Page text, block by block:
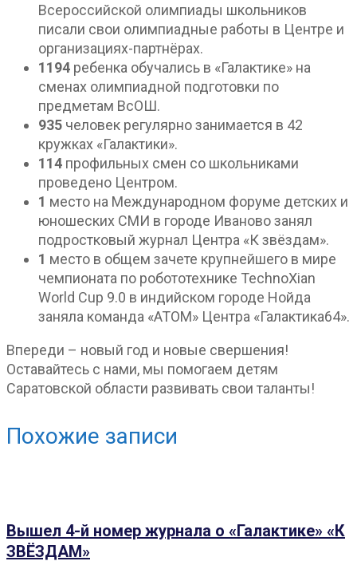
Всероссийской олимпиады школьников
писали свои олимпиадные работы в Центре и
организациях-партнёрах.
1194 ребенка обучались в «Галактике» на
сменах олимпиадной подготовки по
предметам ВсОШ.
935 человек регулярно занимается в 42
кружках «Галактики».
114 профильных смен со школьниками
проведено Центром.
1 место на Международном форуме детских и
юношеских СМИ в городе Иваново занял
подростковый журнал Центра «К звёздам».
1 место в общем зачете крупнейшего в мире
чемпионата по робототехнике TechnoXian
World Cup 9.0 в индийском городе Нойда
заняла команда «АТОМ» Центра «Галактика64».
Впереди – новый год и новые свершения!
Оставайтесь с нами, мы помогаем детям
Саратовской области развивать свои таланты!
Похожие записи
Вышел 4-й номер журнала о «Галактике» «К
ЗВЁЗДАМ»